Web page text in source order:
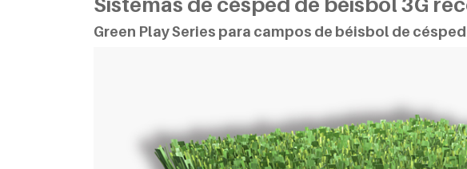
Green Play Series para campos de béisbol de